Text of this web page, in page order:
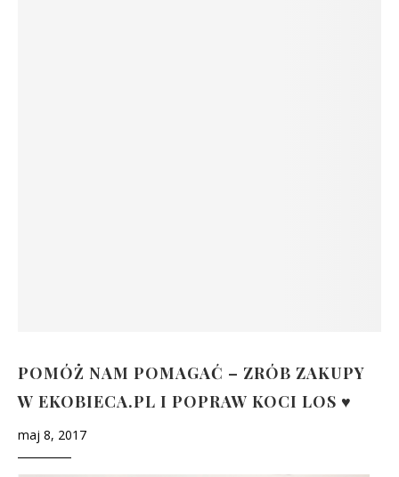
POMÓŻ NAM POMAGAĆ – ZRÓB ZAKUPY
W EKOBIECA.PL I POPRAW KOCI LOS ♥
maj 8, 2017